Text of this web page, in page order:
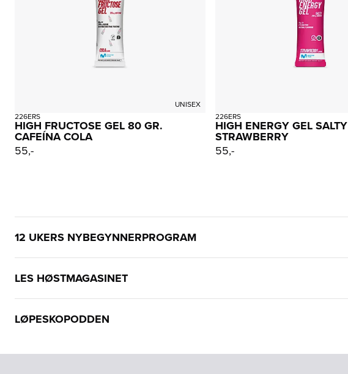
UNISEX
226ERS
HIGH FRUCTOSE GEL 80 GR.
CAFEÍNA COLA
55,-
226ERS
HIGH ENERGY GEL SALTY
STRAWBERRY
55,-
12 UKERS NYBEGYNNERPROGRAM
LES HØSTMAGASINET
LØPESKOPODDEN